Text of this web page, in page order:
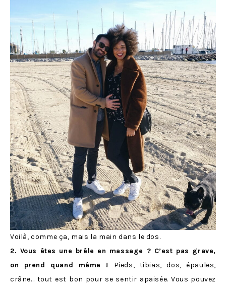
Voilà, comme ça, mais la main dans le dos.
2. Vous êtes une brêle en massage ? C’est pas grave,
on prend quand même ! Pieds, tibias, dos, épaules,
crâne… tout est bon pour se sentir apaisée. Vous pouvez